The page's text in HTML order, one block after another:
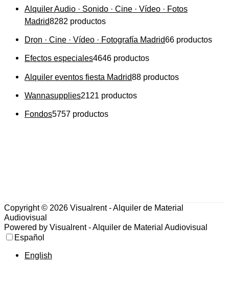
Alquiler Audio · Sonido · Cine · Vídeo · Fotos
Madrid8282 productos
Dron · Cine · Vídeo · Fotografía Madrid66 productos
Efectos especiales4646 productos
Alquiler eventos fiesta Madrid88 productos
Wannasupplies2121 productos
Fondos5757 productos
Copyright © 2026 Visualrent - Alquiler de Material
Audiovisual
Powered by Visualrent - Alquiler de Material Audiovisual
Español
English